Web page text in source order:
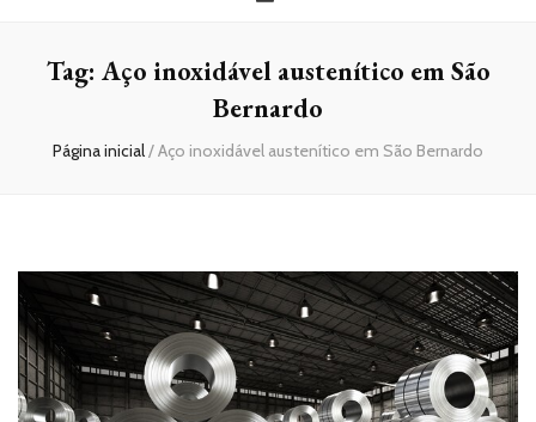
Tag: Aço inoxidável austenítico em São
Bernardo
Página inicial/Aço inoxidável austenítico em São Bernardo